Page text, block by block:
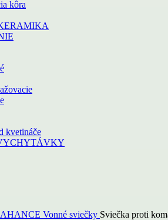
kôra
kvetináče
Vonné sviečky Sviečka proti